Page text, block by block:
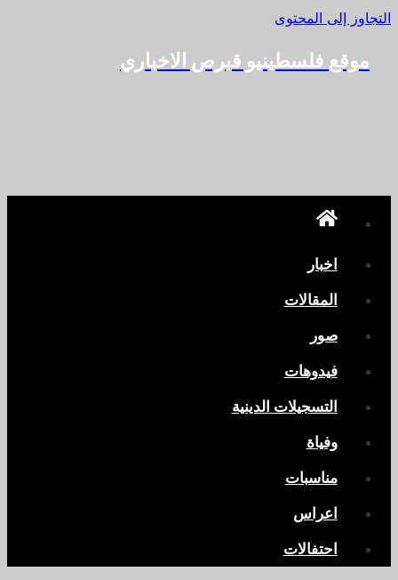
التجاوز إلى المحتوى
موقع فلسطينيو قبرص الاخباري
اخبار
المقالات
صور
فيدوهات
التسجيلات الدينية
وفياة
مناسبات
اعراس
احتفالات